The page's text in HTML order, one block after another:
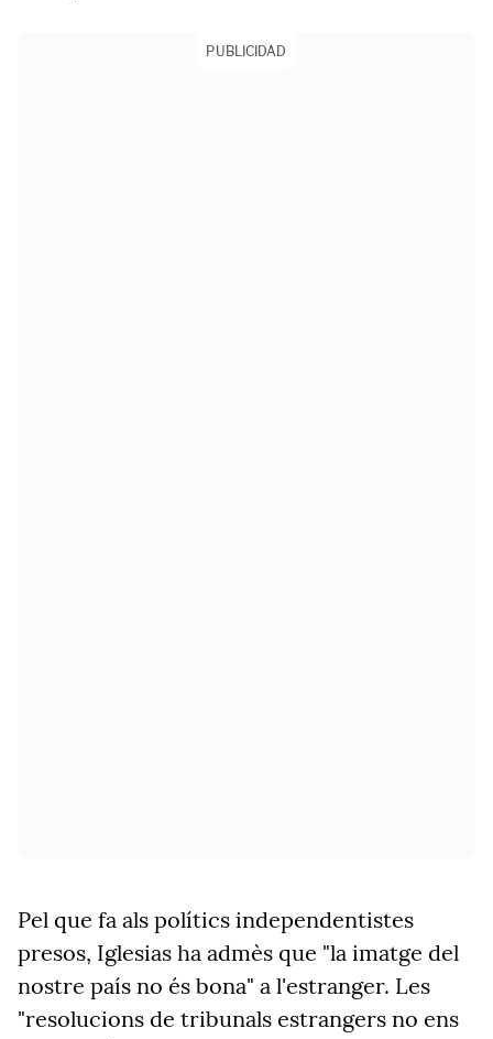
PUBLICIDAD
Pel que fa als polítics independentistes
presos, Iglesias ha admès que "la imatge del
nostre país no és bona" a l'estranger. Les
"resolucions de tribunals estrangers no ens